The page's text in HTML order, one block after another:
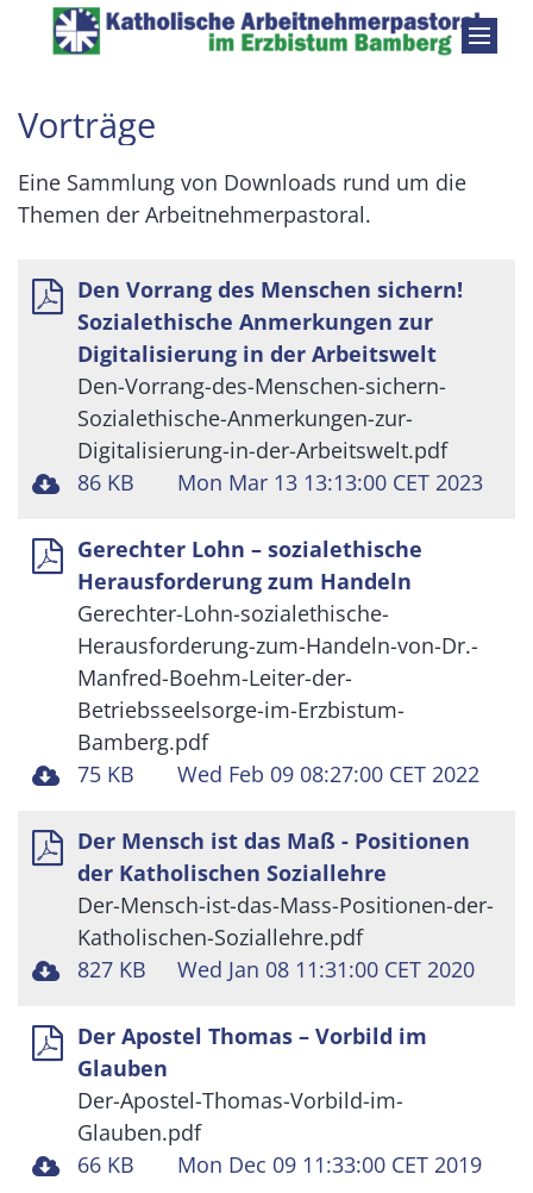
Zum Inhalt springen
Vorträge
Eine Sammlung von Downloads rund um die
Themen der Arbeitnehmerpastoral.
Den Vorrang des Menschen sichern!
Sozialethische Anmerkungen zur
Digitalisierung in der Arbeitswelt
Den-Vorrang-des-Menschen-sichern-
Sozialethische-Anmerkungen-zur-
Digitalisierung-in-der-Arbeitswelt.pdf
86 KB
Mon Mar 13 13:13:00 CET 2023
Gerechter Lohn – sozialethische
Herausforderung zum Handeln
Gerechter-Lohn-sozialethische-
Herausforderung-zum-Handeln-von-Dr.-
Manfred-Boehm-Leiter-der-
Betriebsseelsorge-im-Erzbistum-
Bamberg.pdf
75 KB
Wed Feb 09 08:27:00 CET 2022
Der Mensch ist das Maß - Positionen
der Katholischen Soziallehre
Der-Mensch-ist-das-Mass-Positionen-der-
Katholischen-Soziallehre.pdf
827 KB
Wed Jan 08 11:31:00 CET 2020
Der Apostel Thomas – Vorbild im
Glauben
Der-Apostel-Thomas-Vorbild-im-
Glauben.pdf
66 KB
Mon Dec 09 11:33:00 CET 2019